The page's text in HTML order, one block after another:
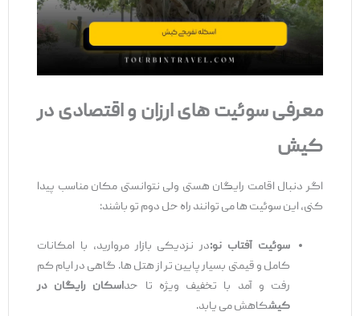
معرفی سوئیت ‌های ارزان و اقتصادی در
کیش
اگر دنبال اقامت رایگان هستی ولی نتوانستی مکان مناسب پیدا
کنی، این سوئیت‌ ها می‌ توانند راه‌ حل دوم تو باشند:
سوئیت آفتاب نو:در نزدیکی بازار مروارید، با امکانات
کامل و قیمتی بسیار پایین‌ تر از هتل ‌ها. گاهی در ایام کم
‌رفت ‌و ‌آمد با تخفیف ویژه تا حداسکان رایگان در
کیشکاهش می ‌یابد.